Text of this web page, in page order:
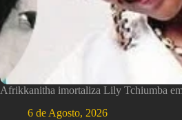
Afrikkanitha imortaliza Lily Tchiumba
6 de Agosto, 2026